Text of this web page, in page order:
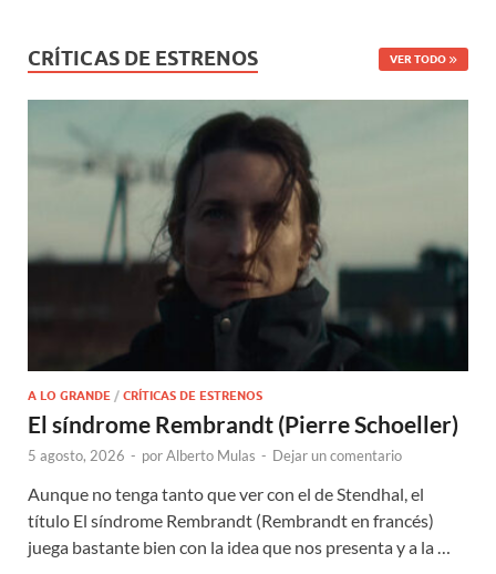
CRÍTICAS DE ESTRENOS VER TODO
A LO GRANDE / CRÍTICAS DE ESTRENOS
El síndrome Rembrandt (Pierre Schoeller)
5 agosto, 2026 - porAlberto Mulas - Dejar un comentario
Aunque no tenga tanto que ver con el de Stendhal, el
título El síndrome Rembrandt (Rembrandt en francés)
juega bastante bien con la idea que nos presenta y a la …